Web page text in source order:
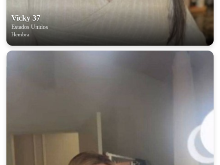
Vicky 37
Estados Unidos
Hembra